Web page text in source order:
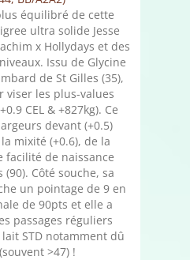
équilibré de cette
ultra solide Jesse
x Hollydays et des
Issu de Glycine
de St Gilles (35),
viser les plus-values
CEL & +827kg). Ce
devant (+0.5)
mixité (+0.6), de la
facilité de naissance
Côté souche, sa
un pointage de 9 en
de 90pts et elle a
passages réguliers
STD notamment dû
>47) !